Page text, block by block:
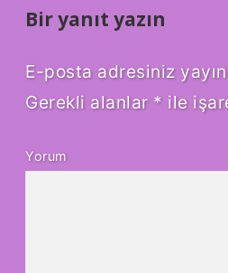
Bir yanıt yazın
E-posta adresiniz
Gerekli alanlar * ile
Yorum